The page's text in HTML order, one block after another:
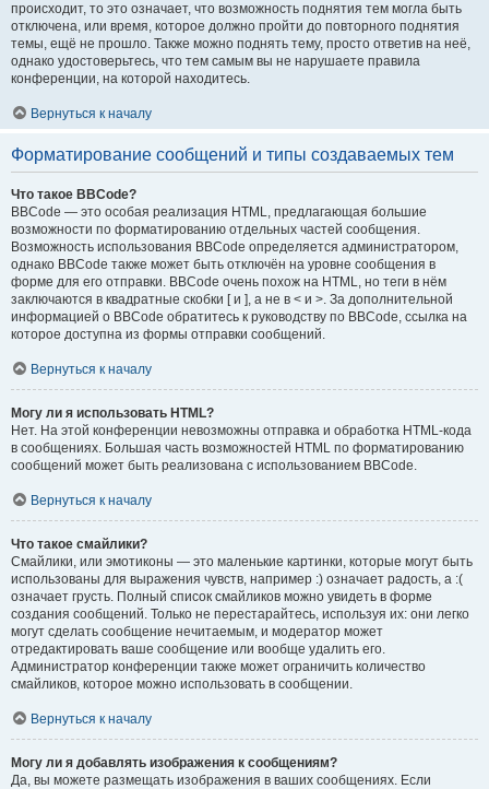
происходит, то это означает, что возможность поднятия тем могла быть
отключена, или время, которое должно пройти до повторного поднятия
темы, ещё не прошло. Также можно поднять тему, просто ответив на неё,
однако удостоверьтесь, что тем самым вы не нарушаете правила
конференции, на которой находитесь.
Вернуться к началу
Форматирование сообщений и типы создаваемых тем
Что такое BBCode?
BBCode — это особая реализация HTML, предлагающая большие
возможности по форматированию отдельных частей сообщения.
Возможность использования BBCode определяется администратором,
однако BBCode также может быть отключён на уровне сообщения в
форме для его отправки. BBCode очень похож на HTML, но теги в нём
заключаются в квадратные скобки [ и ], а не в < и >. За дополнительной
информацией о BBCode обратитесь к руководству по BBCode, ссылка на
которое доступна из формы отправки сообщений.
Вернуться к началу
Могу ли я использовать HTML?
Нет. На этой конференции невозможны отправка и обработка HTML-кода
в сообщениях. Большая часть возможностей HTML по форматированию
сообщений может быть реализована с использованием BBCode.
Вернуться к началу
Что такое смайлики?
Смайлики, или эмотиконы — это маленькие картинки, которые могут быть
использованы для выражения чувств, например :) означает радость, а :(
означает грусть. Полный список смайликов можно увидеть в форме
создания сообщений. Только не перестарайтесь, используя их: они легко
могут сделать сообщение нечитаемым, и модератор может
отредактировать ваше сообщение или вообще удалить его.
Администратор конференции также может ограничить количество
смайликов, которое можно использовать в сообщении.
Вернуться к началу
Могу ли я добавлять изображения к сообщениям?
Да, вы можете размещать изображения в ваших сообщениях. Если